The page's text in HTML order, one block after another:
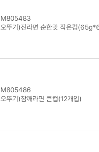
M805483
오뚜기)진라면 순한맛 작은컵
M805486
오뚜기)참깨라면 큰컵(12개입)